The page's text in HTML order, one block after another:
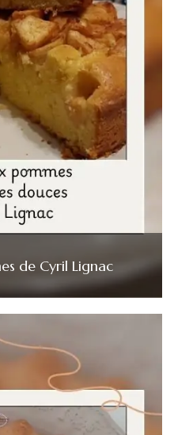
de Cyril Lignac